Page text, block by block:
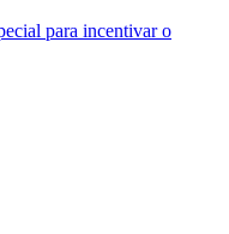
para incentivar o